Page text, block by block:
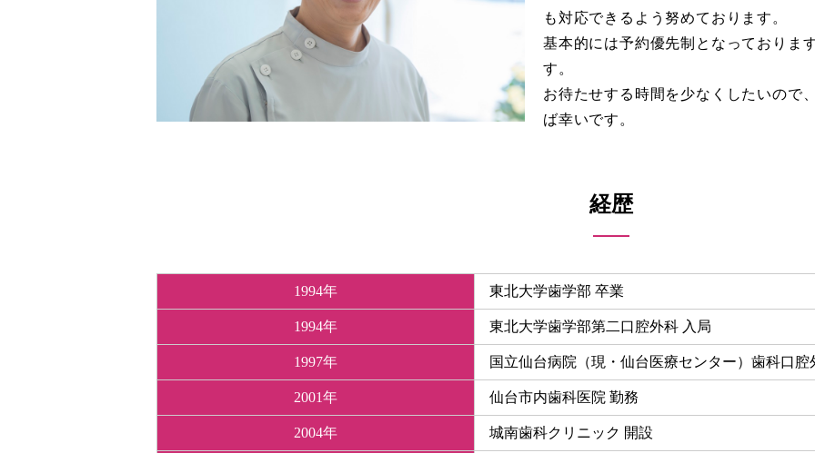
も対応できるよう努めております。
基本的には予約優先制となっておりま
す。
お待たせする時間を少なくしたいので
ば幸いです。
経歴
1994年 東北大学歯学部 卒業
1994年 東北大学歯学部第二口腔外科 入局
1997年 国立仙台病院（現・仙台医療センター）歯科口腔
2001年 仙台市内歯科医院 勤務
2004年 城南歯科クリニック 開設